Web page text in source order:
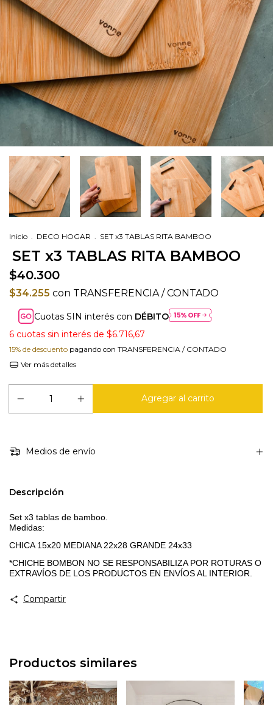
Inicio . DECO HOGAR . SET x3 TABLAS RITA BAMBOO
SET x3 TABLAS RITA BAMBOO
$40.300
$34.255 con TRANSFERENCIA / CONTADO
Cuotas SIN interés con DÉBITO
6 cuotas sin interés de $6.716,67
15% de descuento pagando con TRANSFERENCIA / CONTADO
Ver más detalles
Medios de envío
Descripción
Set x3 tablas de bamboo.
Medidas:
CHICA 15x20 MEDIANA 22x28 GRANDE 24x33
*CHICHE BOMBON NO SE RESPONSABILIZA POR ROTURAS O
EXTRAVÍOS DE LOS PRODUCTOS EN ENVÍOS AL INTERIOR.
Compartir
Productos similares